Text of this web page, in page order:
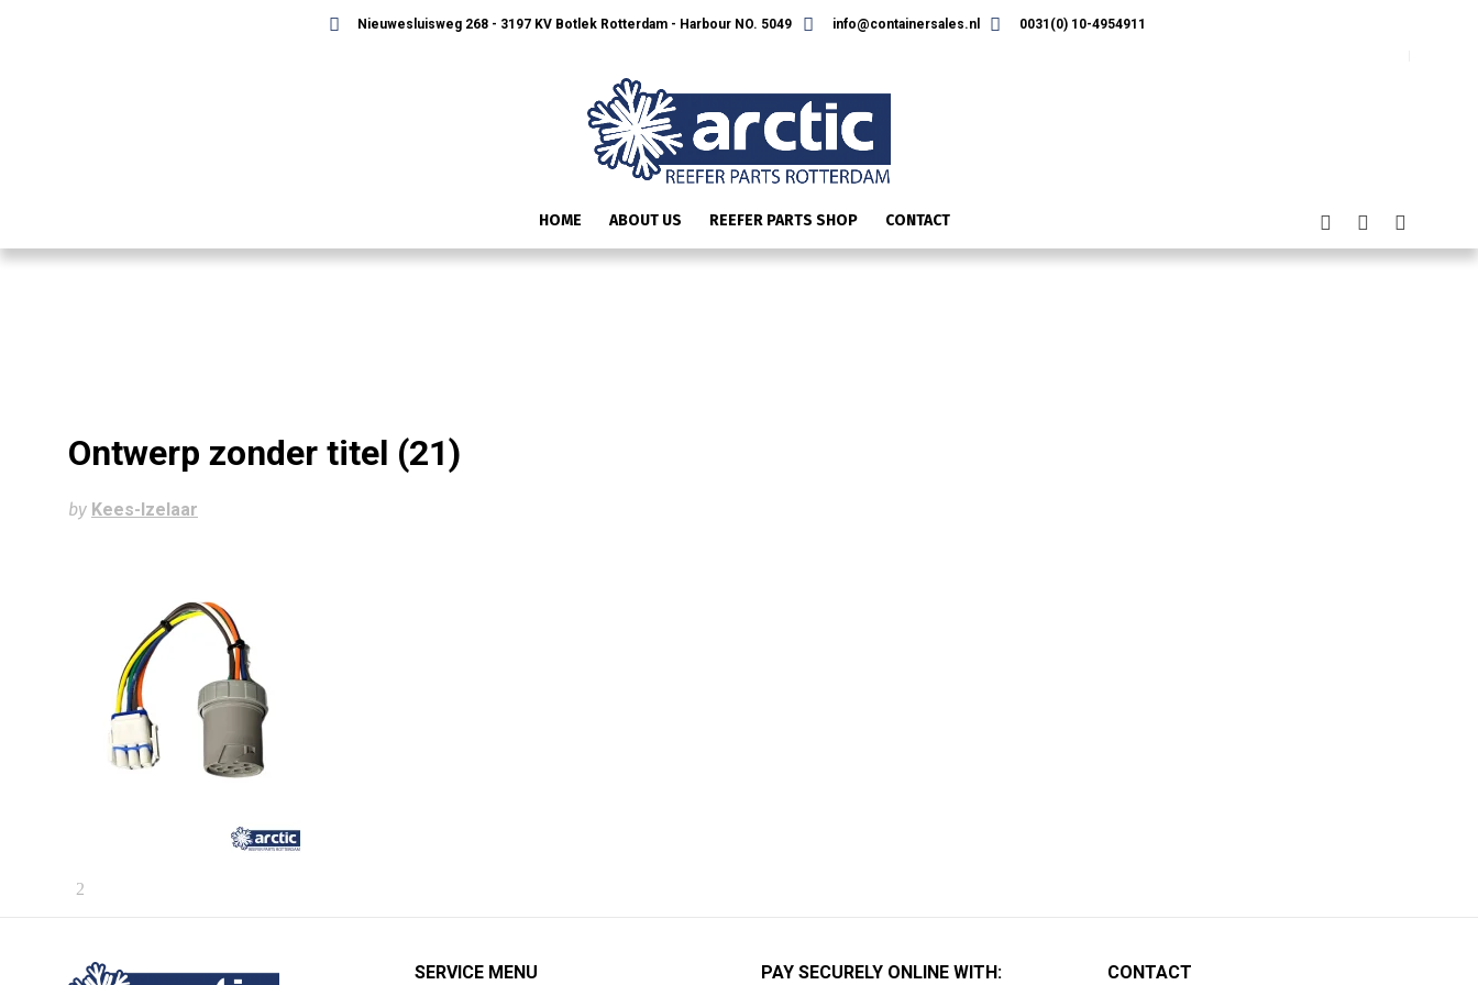
Nieuwesluisweg 268 - 3197 KV Botlek Rotterdam - Harbour NO. 5049 info@containersales.nl 0031(0) 10-4954911
HOME ABOUT US REEFER PARTS SHOP CONTACT
Ontwerp zonder titel (21)
by Kees-Izelaar
SERVICE MENU PAY SECURELY ONLINE WITH: CONTACT